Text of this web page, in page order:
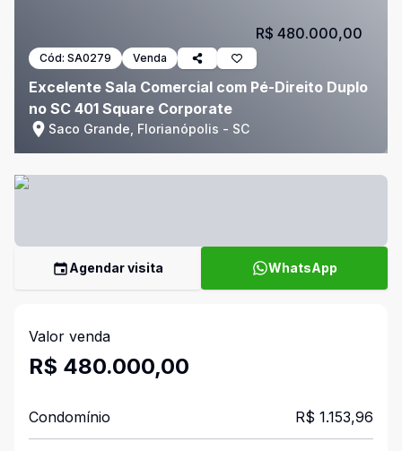
Cód: SA0279 Venda
Excelente Sala Comercial com Pé-Direito Duplo
no SC 401 Square Corporate
Saco Grande, Florianópolis - SC
R$ 480.000,00
Agendar visita WhatsApp
Valor venda
R$ 480.000,00
Condomínio R$ 1.153,96